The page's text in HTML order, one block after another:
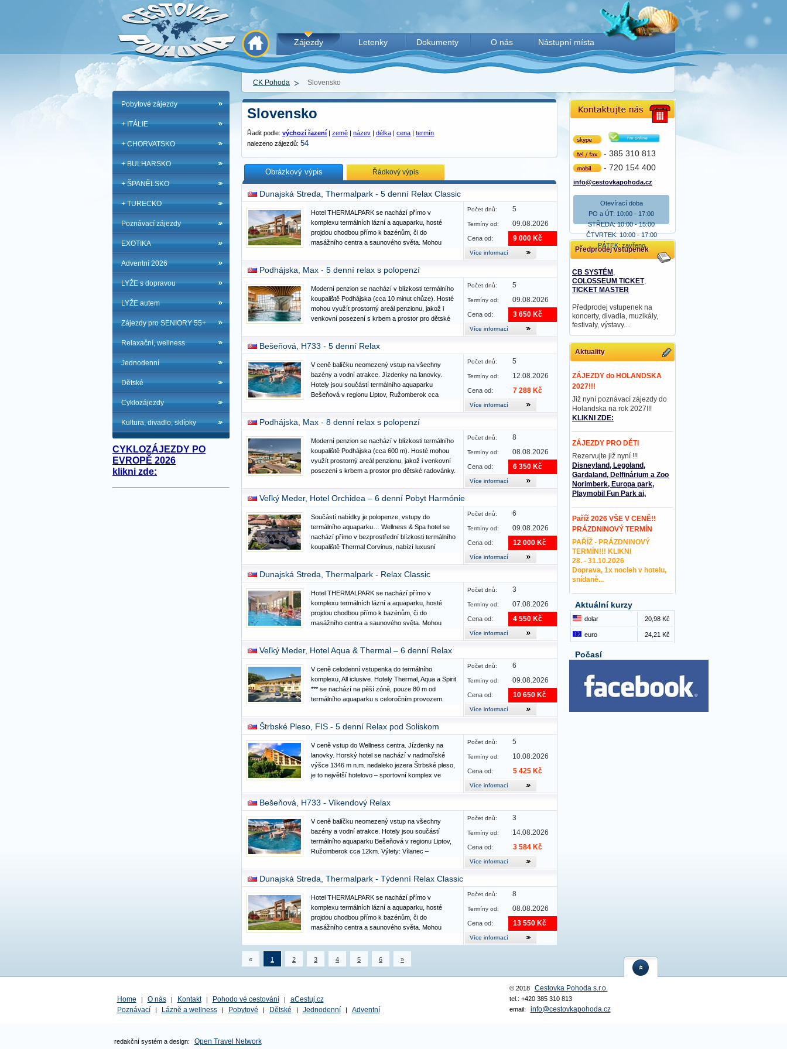
Zájezdy Letenky Dokumenty O nás Nástupní místa
CK Pohoda Slovensko
Pobytové zájezdy
+ ITÁLIE
+ CHORVATSKO
+ BULHARSKO
+ ŠPANĚLSKO
+ TURECKO
Poznávací zájezdy
EXOTIKA
Adventní 2026
LYŽE s dopravou
LYŽE autem
Zájezdy pro SENIORY 55+
Relaxační, wellness
Jednodenní
Dětské
Cyklozájezdy
Kultura, divadlo, sklípky
CYKLOZÁJEZDY PO
EVROPĚ 2026
klikni zde:
Slovensko
Řadit podle: výchozí řazení | země | název | délka | cena | termín
nalezeno zájezdů: 54
Obrázkový výpis Řádkový výpis
Dunajská Streda, Thermalpark - 5 denní Relax Classic
Hotel THERMALPARK se nachází přímo v
komplexu termálních lázní a aquaparku, hosté
projdou chodbou přímo k bazénům, či do
masážního centra a saunového světa. Mohou
venkovních bazénů, do bazénů s léčivou termální
vodou. Bazénový komplex - venkovní část:…
5
Počet dnů:
09.08.2026
Termíny od:
9 000 Kč
Cena od:
Více informací
Podhájska, Max - 5 denní relax s polopenzí
Moderní penzion se nachází v blízkosti termálního
koupaliště Podhájska (cca 10 minut chůze). Hosté
mohou využít prostorný areál penzionu, jakož i
venkovní posezení s krbem a prostor pro dětské
aquapark), Nové Zámky, Nitra. Služby a vybavení:
květen -…
5
Počet dnů:
09.08.2026
Termíny od:
3 650 Kč
Cena od:
Více informací
Bešeňová, H733 - 5 denní Relax
V ceně balíčku neomezený vstup na všechny
bazény a vodní atrakce. Jízdenky na lanovky.
Hotely jsou součástí termálního aquaparku
Bešeňová v regionu Liptov, Ružomberok cca
Liptovská Mara, Ružomberok, Kvačianská dolina.
Vybavení a služby: hoteloví hosté mohou…
5
Počet dnů:
12.08.2026
Termíny od:
7 288 Kč
Cena od:
Více informací
Podhájska, Max - 8 denní relax s polopenzí
Moderní penzion se nachází v blízkosti termálního
koupaliště Podhájska (cca 600 m). Hosté mohou
využít prostorný areál penzionu, jakož i venkovní
posezení s krbem a prostor pro dětské radovánky.
Zámky, Nitra. Služby a vybavení: květen - září
zahradní…
8
Počet dnů:
08.08.2026
Termíny od:
6 350 Kč
Cena od:
Více informací
Veľký Meder, Hotel Orchidea – 6 denní Pobyt Harmónie
Součástí nabídky je polopenze, vstupy do
termálního aquaparku… Wellness & Spa hotel se
nachází přímo v bezprostřední blízkosti termálního
koupaliště Thermal Corvinus, nabízí luxusní
službami. Vybavení a služby: Restaurace, letní
terasa, kavárna, salónek,…
6
Počet dnů:
09.08.2026
Termíny od:
12 000 Kč
Cena od:
Více informací
Dunajská Streda, Thermalpark - Relax Classic
Hotel THERMALPARK se nachází přímo v
komplexu termálních lázní a aquaparku, hosté
projdou chodbou přímo k bazénům, či do
masážního centra a saunového světa. Mohou
venkovních bazénů, do bazénů s léčivou termální
vodou. Bazénový komplex - venkovní část:…
3
Počet dnů:
07.08.2026
Termíny od:
4 550 Kč
Cena od:
Více informací
Veľký Meder, Hotel Aqua & Thermal – 6 denní Relax
V ceně celodenní vstupenka do termálního
komplexu, All iclusive. Hotely Thermal, Aqua a Spirit
*** se nachází na pěší zóně, pouze 80 m od
termálního aquaparku s celoročním provozem.
tu najdou i rodiny s dětmi, jen pár kroků od
termálních lázní…
6
Počet dnů:
09.08.2026
Termíny od:
10 650 Kč
Cena od:
Více informací
Štrbské Pleso, FIS - 5 denní Relax pod Soliskom
V ceně vstup do Wellness centra. Jízdenky na
lanovky. Horský hotel se nachází v nadmořské
výšce 1346 m n.m. nedaleko jezera Štrbské pleso,
je to největší hotelovo – sportovní komplex ve
Wellness & Spa ve stylu horské louky pro relax a
odpočinek. Leží jen…
5
Počet dnů:
10.08.2026
Termíny od:
5 425 Kč
Cena od:
Více informací
Bešeňová, H733 - Víkendový Relax
V ceně balíčku neomezený vstup na všechny
bazény a vodní atrakce. Hotely jsou součástí
termálního aquaparku Bešeňová v regionu Liptov,
Ružomberok cca 12km. Výlety: Vílanec –
Ružomberok, Kvačianská dolina. Vybavení a
služby: hoteloví hosté mohou využívat všechny…
3
Počet dnů:
14.08.2026
Termíny od:
3 584 Kč
Cena od:
Více informací
Dunajská Streda, Thermalpark - Týdenní Relax Classic
Hotel THERMALPARK se nachází přímo v
komplexu termálních lázní a aquaparku, hosté
projdou chodbou přímo k bazénům, či do
masážního centra a saunového světa. Mohou
venkovních bazénů, do bazénů s léčivou termální
vodou. Bazénový komplex - venkovní část:…
8
Počet dnů:
08.08.2026
Termíny od:
13 550 Kč
Cena od:
Více informací
« 1 2 3 4 5 6 »
- 385 310 813
- 720 154 400
info@cestovkapohoda.cz
Otevírací doba
PO a ÚT: 10:00 - 17:00
STŘEDA: 10:00 - 15:00
ČTVRTEK: 10:00 - 17:00
PÁTEK: zavřeno
Předprodej vstupenek
CB SYSTÉM ,
COLOSSEUM TICKET,
TICKET MASTER
Předprodej vstupenek na
koncerty, divadla, muzikály,
festivaly, výstavy....
Aktuality
ZÁJEZDY do HOLANDSKA
2027!!!
Již nyní poznávací zájezdy do
Holandska na rok 2027!!!
KLIKNI ZDE:
ZÁJEZDY PRO DĚTI
Rezervujte již nyní !!!
Disneyland, Legoland,
Gardaland, Delfinárium a Zoo
Norimberk, Europa park,
Playmobil Fun Park aj.
Paříž 2026 VŠE V CENĚ!!
PRÁZDNINOVÝ TERMÍN
PAŘÍŽ - PRÁZDNINOVÝ
TERMÍN!!! KLIKNI
28. - 31.10.2026
Doprava, 1x nocleh v hotelu,
snídaně...
Aktuální kurzy
dolar 20,98 Kč
euro 24,21 Kč
Počasí
© 2018 Cestovka Pohoda s.r.o.
tel.: +420 385 310 813
email:
info@cestovkapohoda.cz
Home | O nás | Kontakt | Pohodo vé cestování |
aCestuj.cz
Poznávací
| Lázně a wellness | Pobytové | Dětské | Jednodenní | Adventní
redakční systém a design: Open Travel Network